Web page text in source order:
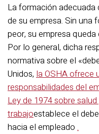
La formación adecuada
de su empresa. Sin una
peor, su empresa
Por lo general, dicha
normativa sobre el
Unidos, la OSHA ofrece
responsabilidades del
Ley de 1974 sobre
trabajoestablece el
hacia el empleado .